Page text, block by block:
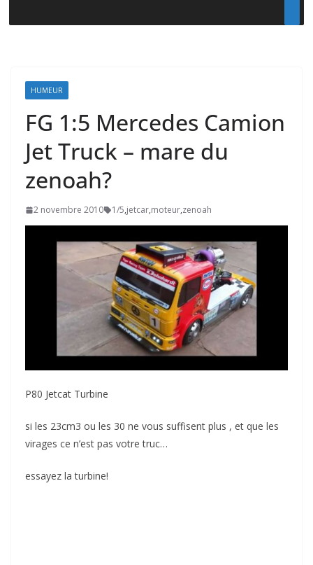
HUMEUR
FG 1:5 Mercedes Camion
Jet Truck – mare du
zenoah?
2 novembre 2010 1/5,jetcar,moteur,zenoah
P80 Jetcat Turbine
si les 23cm3 ou les 30 ne vous suffisent plus , et que les
virages ce n’est pas votre truc…
essayez la turbine!